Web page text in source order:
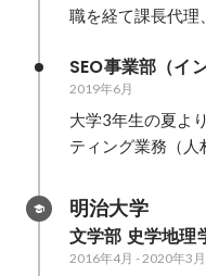
職を経て課長代理
SEO事業部（イ
2019年6月
大学3年生の夏よ
ティング業務（人
明治大学
文学部 史学地理
2016年4月 -2020年3月